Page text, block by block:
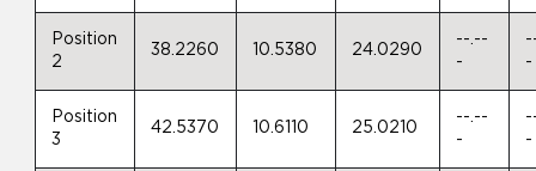
Position
2
38.2260 10.5380 24.0290
--.--
-
-
Position
3
42.5370 10.6110 25.0210
--.--
-
-